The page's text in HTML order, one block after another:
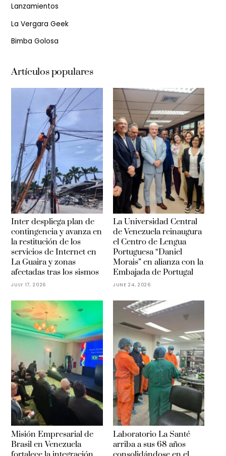
Lanzamientos
La Vergara Geek
Bimba Golosa
Artículos populares
Inter despliega plan de
contingencia y avanza en
la restitución de los
servicios de Internet en
La Guaira y zonas
afectadas tras los sismos
JULY 17, 2026
La Universidad Central
de Venezuela reinaugura
el Centro de Lengua
Portuguesa “Daniel
Morais” en alianza con la
Embajada de Portugal
JUNE 24, 2026
Misión Empresarial de
Brasil en Venezuela
Laboratorio La Santé
arriba a sus 68 años